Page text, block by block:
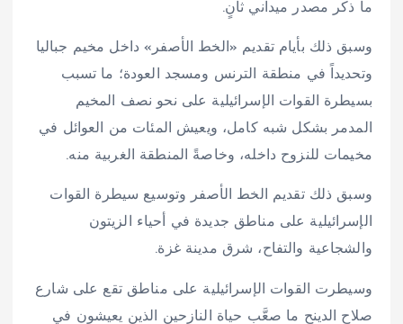
ما ذكر مصدر ميداني ثانٍ.
وسبق ذلك بأيام تقديم «الخط الأصفر» داخل مخيم جباليا
وتحديداً في منطقة الترنس ومسجد العودة؛ ما تسبب
بسيطرة القوات الإسرائيلية على نحو نصف المخيم
المدمر بشكل شبه كامل، ويعيش المئات من العوائل في
مخيمات للنزوح داخله، وخاصةً المنطقة الغربية منه.
وسبق ذلك تقديم الخط الأصفر وتوسيع سيطرة القوات
الإسرائيلية على مناطق جديدة في أحياء الزيتون
والشجاعية والتفاح، شرق مدينة غزة.
وسيطرت القوات الإسرائيلية على مناطق تقع على شارع
صلاح الدينح ما صعَّب حياة النازحين الذين يعيشون في